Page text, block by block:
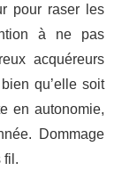
pour raser les
à ne pas
acquéreurs
qu’elle soit
en autonomie,
Dommage
fil.